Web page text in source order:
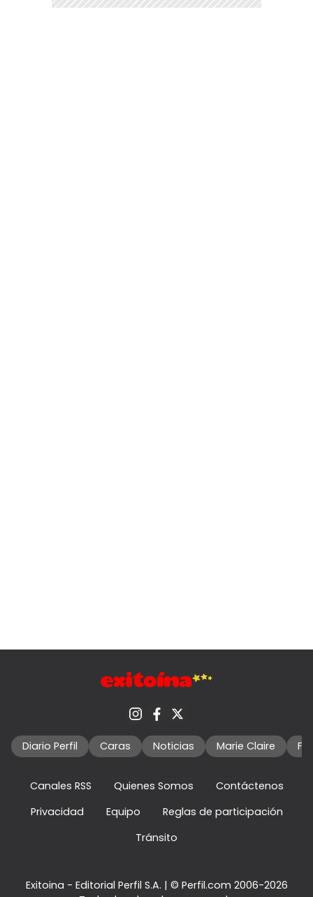
Diario Perfil Caras Noticias Marie Claire
Canales RSS Quienes Somos
Contáctenos
Privacidad
Equipo
Reglas de participación
Tránsito
Exitoina - Editorial Perfil S.A. | © Perfil.com 2006-2026